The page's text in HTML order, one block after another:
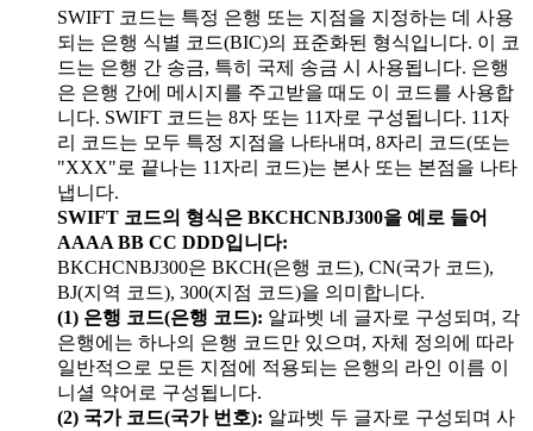
SWIFT 코드는 특정 은행 또는 지점을 지정하는 데 사용
되는 은행 식별 코드(BIC)의 표준화된 형식입니다. 이 코
드는 은행 간 송금, 특히 국제 송금 시 사용됩니다. 은행
은 은행 간에 메시지를 주고받을 때도 이 코드를 사용합
니다. SWIFT 코드는 8자 또는 11자로 구성됩니다. 11자
리 코드는 모두 특정 지점을 나타내며, 8자리 코드(또는
"XXX"로 끝나는 11자리 코드)는 본사 또는 본점을 나타
냅니다.
SWIFT 코드의 형식은 BKCHCNBJ300을 예로 들어
AAAA BB CC DDD입니다:
BKCHCNBJ300은 BKCH(은행 코드), CN(국가 코드),
BJ(지역 코드), 300(지점 코드)을 의미합니다.
(1) 은행 코드(은행 코드): 알파벳 네 글자로 구성되며, 각
은행에는 하나의 은행 코드만 있으며, 자체 정의에 따라
일반적으로 모든 지점에 적용되는 은행의 라인 이름 이
니셜 약어로 구성됩니다.
(2) 국가 코드(국가 번호): 알파벳 두 글자로 구성되며 사